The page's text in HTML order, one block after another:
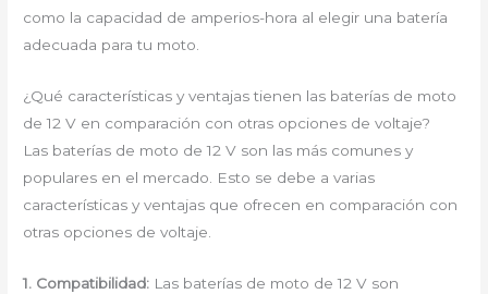
como la capacidad de amperios-hora al elegir una batería
adecuada para tu moto.
¿Qué características y ventajas tienen las baterías de moto
de 12 V en comparación con otras opciones de voltaje?
Las baterías de moto de 12 V son las más comunes y
populares en el mercado. Esto se debe a varias
características y ventajas que ofrecen en comparación con
otras opciones de voltaje.
1. Compatibilidad: Las baterías de moto de 12 V son